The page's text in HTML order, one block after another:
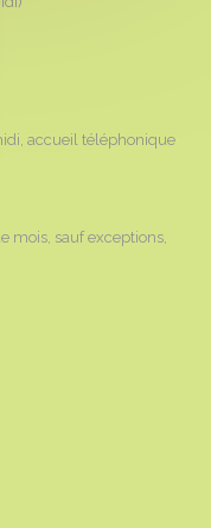
accueil téléphonique
mois, sauf exceptions,